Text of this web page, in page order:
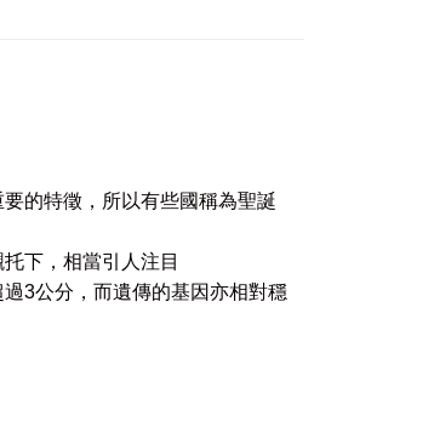
的特徵，所以有些國稱為聖誕
下，相當引人注目
3公分，而遺傳的基因亦相對穩